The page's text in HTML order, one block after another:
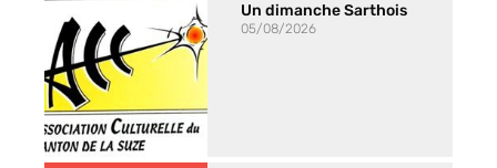
Un dimanche Sarthois
05/08/2026